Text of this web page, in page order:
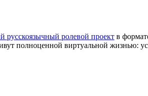
русскоязычный ролевой проект в
полноценной виртуальной жизнью: